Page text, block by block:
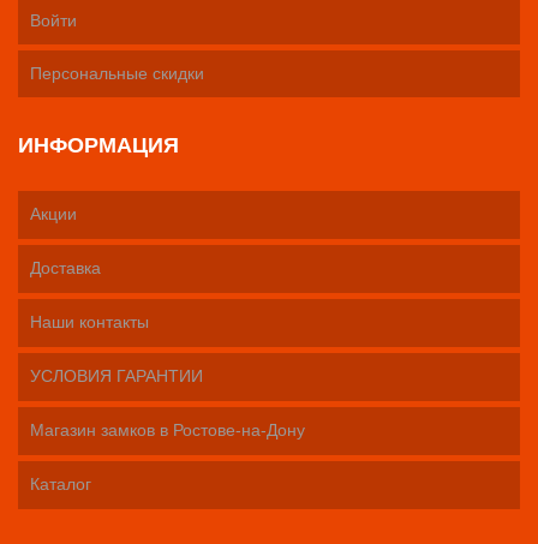
Войти
Персональные скидки
ИНФОРМАЦИЯ
Акции
Доставка
Наши контакты
УСЛОВИЯ ГАРАНТИИ
Магазин замков в Ростове-на-Дону
Каталог